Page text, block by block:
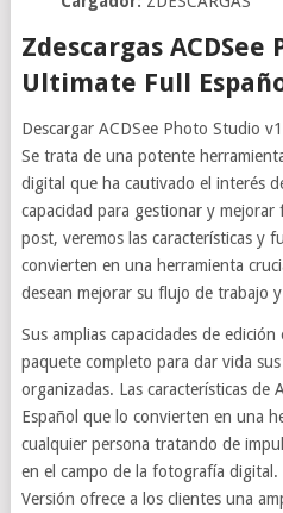
Zdescargas ACDSee
Ultimate Full
Descargar ACDSee Photo Studio
Se trata de una potente
digital que ha cautivado el interés
capacidad para gestionar y
post, veremos las características y
convierten en una herramienta
desean mejorar su flujo de trabajo
Sus amplias capacidades de
paquete completo para dar vida
organizadas. Las características de
Español que lo convierten en una
cualquier persona tratando de
en el campo de la fotografía digital.
Versión ofrece a los clientes una